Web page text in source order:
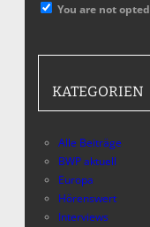
You are not
KATEGORIEN
Alle Beiträge
BWP aktuell
Europa
Hörenswert
Interviews